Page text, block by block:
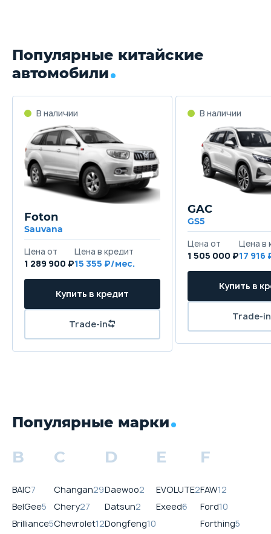
Популярные китайские
автомобили
Foton
Sauvana
1 289 900 ₽15 355
GAC
GS5
1 505 000 ₽17 916
Популярные марки
B
BAIC7
BelGee5
Brilliance5
C
Changan29
Chery27
Chevrolet12
D
Daewoo2
Datsun2
Dongfeng10
E
EVOLUTE2
Exeed6
F
FAW12
Ford10
Forthing5